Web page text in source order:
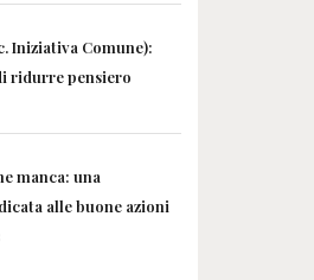
Iniziativa Comune):
ridurre pensiero
manca: una
alle buone azioni